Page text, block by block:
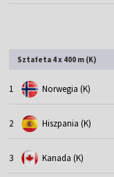
Sztafeta 4 x 400 m (K)
1 Norwegia (K)
2 Hiszpania (K)
3 Kanada (K)